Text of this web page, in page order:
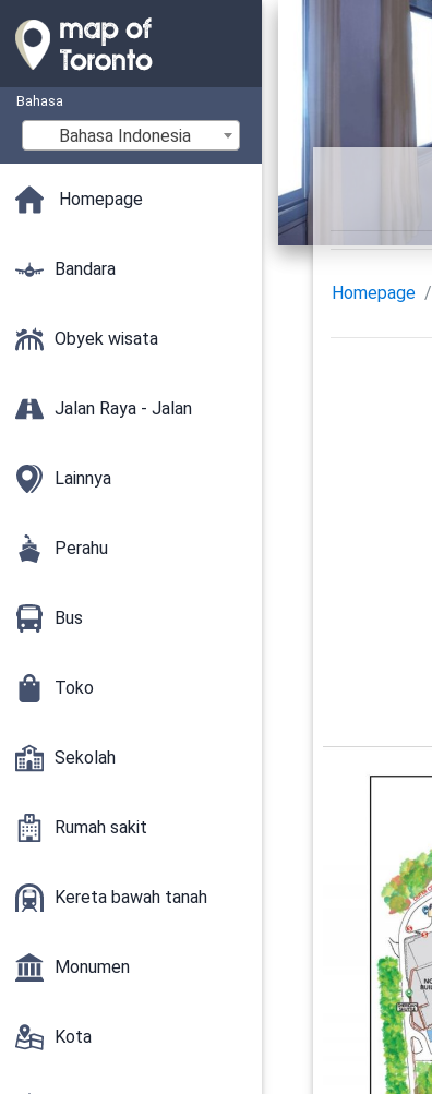
Bahasa
Bahasa Indonesia
Homepage
Bandara
Obyek wisata
Jalan Raya - Jalan
Lainnya
Perahu
Bus
Toko
Sekolah
Rumah sakit
Kereta bawah tanah
Monumen
Kota
Homepage